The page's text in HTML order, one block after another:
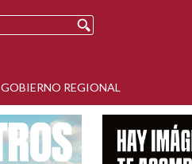
GOBIERNO REGIONAL